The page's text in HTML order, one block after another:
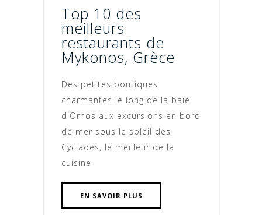
Top 10 des
meilleurs
restaurants de
Mykonos, Grèce
Des petites boutiques
charmantes le long de la baie
d'Ornos aux excursions en bord
de mer sous le soleil des
Cyclades, le meilleur de la
cuisine
EN SAVOIR PLUS